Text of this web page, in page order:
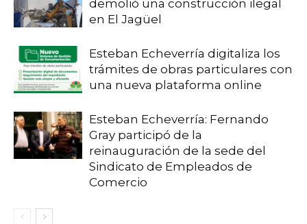
demolió una construcción ilegal
en El Jagüel
Esteban Echeverría digitaliza los
trámites de obras particulares con
una nueva plataforma online
Esteban Echeverría: Fernando
Gray participó de la
reinauguración de la sede del
Sindicato de Empleados de
Comercio